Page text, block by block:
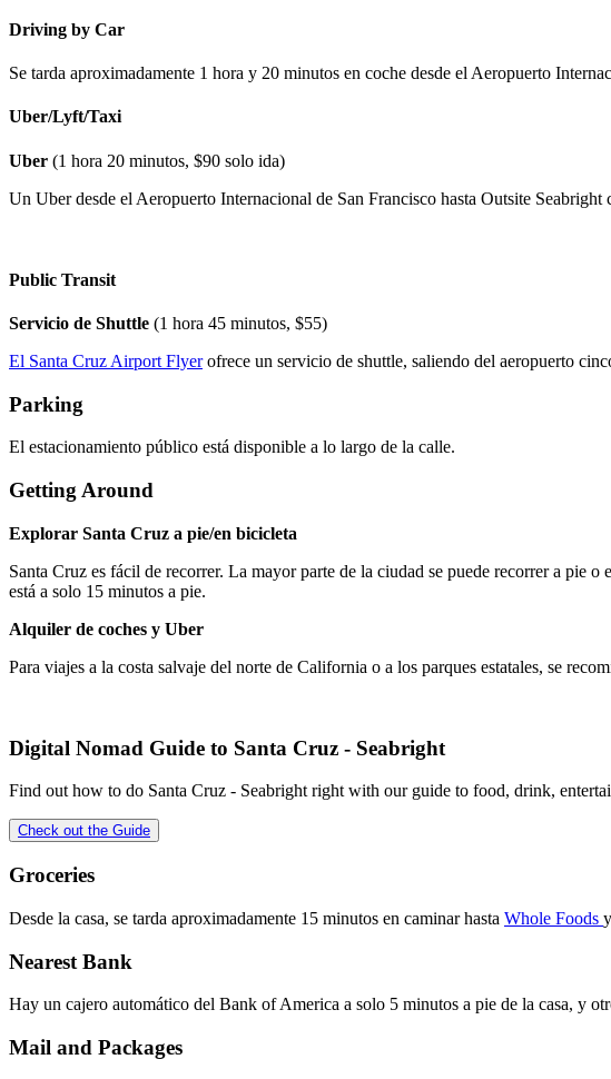
Driving by Car
Se tarda aproximadamente 1 hora y 20 minutos en coche desde el Aeropuerto
Uber/Lyft/Taxi
Uber (1 hora 20 minutos, $90 solo ida)
Un Uber desde el Aeropuerto Internacional de San Francisco hasta Outsite Seabright
Public Transit
Servicio de Shuttle (1 hora 45 minutos, $55)
El Santa Cruz Airport Flyerofrece un servicio de shuttle, saliendo del aeropuerto
Parking
El estacionamiento público está disponible a lo largo de la calle.
Getting Around
Explorar Santa Cruz a pie/en bicicleta
Santa Cruz es fácil de recorrer. La mayor parte de la ciudad se puede recorrer a pie
está a solo 15 minutos a pie.
Alquiler de coches y Uber
Para viajes a la costa salvaje del norte de California o a los parques estatales, se
Digital Nomad Guide to Santa Cruz - Seabright
Find out how to do Santa Cruz - Seabright right with our guide to food, drink,
Check out the Guide
Groceries
Desde la casa, se tarda aproximadamente 15 minutos en caminar hasta Whole Foods
Nearest Bank
Hay un cajero automático del Bank of America a solo 5 minutos a pie de la casa, y
Mail and Packages